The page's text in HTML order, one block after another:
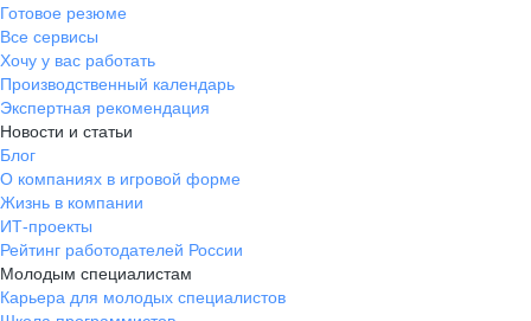
Готовое резюме
Все сервисы
Хочу у вас работать
Производственный календарь
Экспертная рекомендация
Новости и статьи
Блог
О компаниях в игровой форме
Жизнь в компании
ИТ-проекты
Рейтинг работодателей России
Молодым специалистам
Карьера для молодых специалистов